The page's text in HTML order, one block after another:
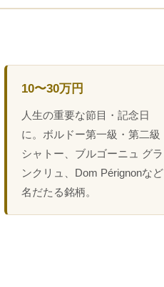
10〜30万円
人生の重要な節目・記念日
に。ボルドー第一級・第二級
シャトー、ブルゴーニュ グラ
ンクリュ、Dom Pérignonなど
名だたる銘柄。